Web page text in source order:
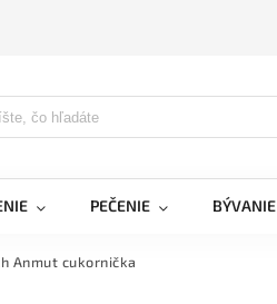
PEČENIE BÝVANIE
Anmut cukornička